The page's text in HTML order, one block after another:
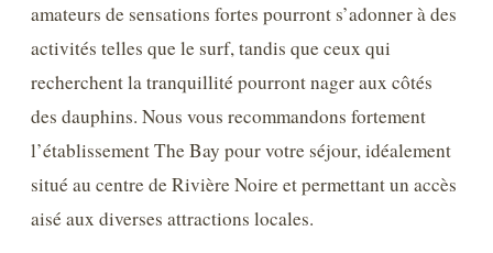
amateurs de sensations fortes pourront s’adonner à des
activités telles que le surf, tandis que ceux qui
recherchent la tranquillité pourront nager aux côtés
des dauphins. Nous vous recommandons fortement
l’établissement The Bay pour votre séjour, idéalement
situé au centre de Rivière Noire et permettant un accès
aisé aux diverses attractions locales.